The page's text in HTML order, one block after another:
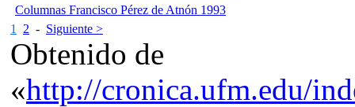
Columnas Francisco Pérez de Atnón 1993
1
2 - Siguiente >
Obtenido de
«http://cronica.ufm.edu/